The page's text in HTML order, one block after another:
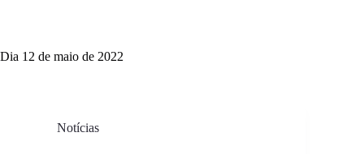
Dia 12 de maio de 2022
Notícias